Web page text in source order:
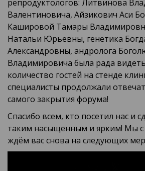
репродуктологов: Литвинова
Валентиновича, Айзикович Аси
Кашировой Тамары
Натальи Юрьевны, генетика
Александровны, андролога
Владимировича была рада
количество гостей на стенде
специалисты продолжали
самого закрытия форума!
Спасибо всем, кто посетил нас и
таким насыщенным и ярким! Мы с
ждём вас снова на следующих